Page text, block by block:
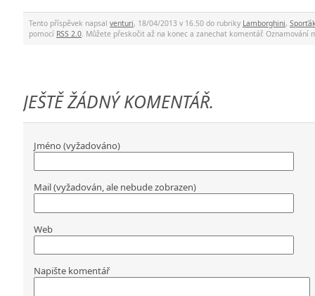
Tento příspěvek napsal venturi, 18/04/2013 v 16.50 do rubriky Lamborghini,
pomocí RSS 2.0. Můžete přeskočit až na konec a zanechat komentář. Oznamování
JEŠTĚ ŽÁDNÝ KOMENTÁŘ.
Jméno (vyžadováno)
Mail (vyžadován, ale nebude zobrazen)
Web
Napište komentář